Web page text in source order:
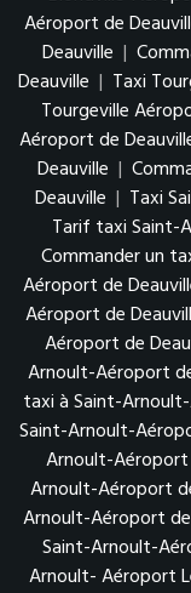
Aéroport de
Deauville |
Deauville | Taxi
Tourgeville
Aéroport de
Deauville |
Deauville | Taxi
Tarif taxi Saint-
Commander un
Aéroport de
Aéroport de
Aéroport de
Arnoult-Aéroport
taxi à Saint-
Saint-Arnoult-
Arnoult-Aéroport
Arnoult-Aéroport
Arnoult-Aéroport
Saint-Arnoult-
Arnoult- Aéroport